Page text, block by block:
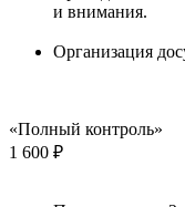
и внимания.
Организация
«Полный контроль»
1 600 ₽